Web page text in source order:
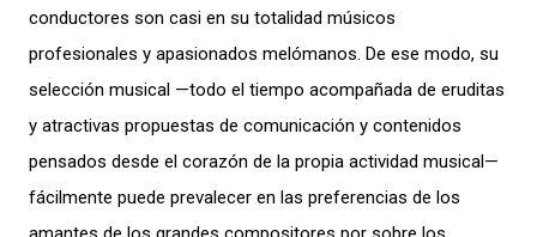
conductores son casi en su totalidad músicos
profesionales y apasionados melómanos. De ese modo, su
selección musical —todo el tiempo acompañada de eruditas
y atractivas propuestas de comunicación y contenidos
pensados desde el corazón de la propia actividad musical—
fácilmente puede prevalecer en las preferencias de los